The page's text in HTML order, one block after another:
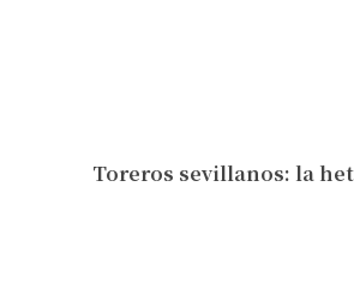
Toreros sevillanos: la